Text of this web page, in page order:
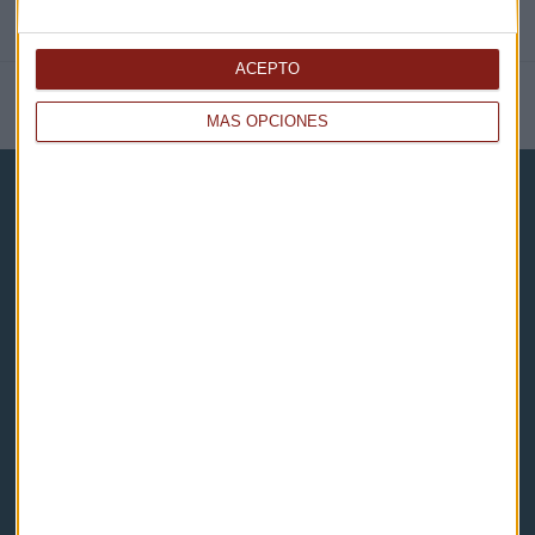
MÁS OPCIONES
ACEPTO
NOTICIAS RELACIONADAS